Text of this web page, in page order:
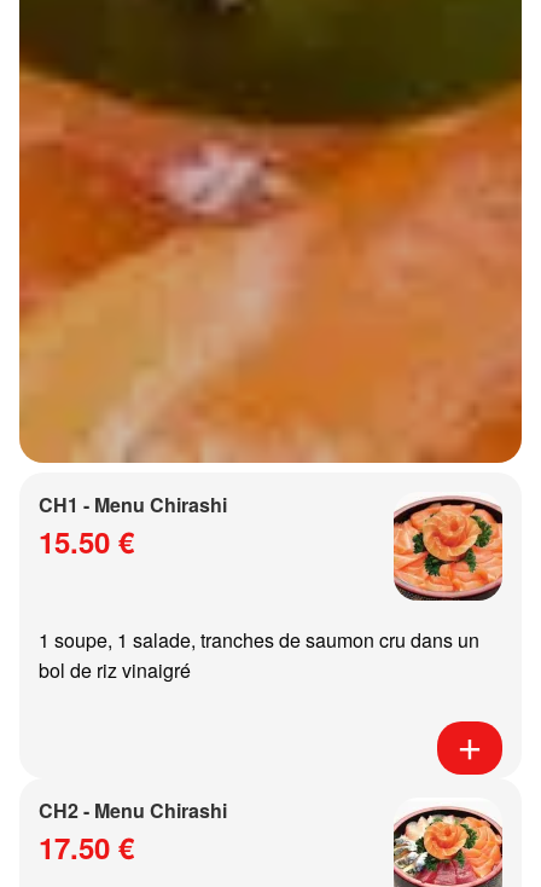
CH1 - Menu Chirashi
15.50 €
1 soupe, 1 salade, tranches de saumon cru dans un
bol de riz vinaigré
CH2 - Menu Chirashi
17.50 €